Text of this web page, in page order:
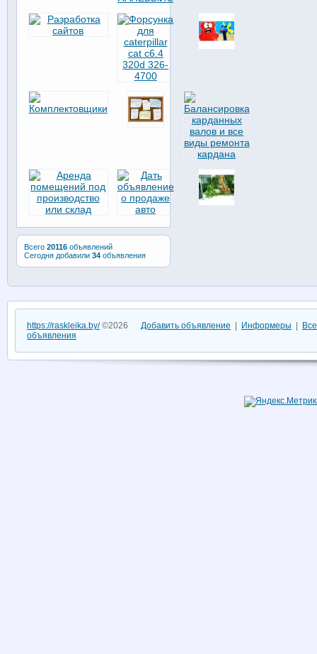
Всего 20116объявлений
Сегодня добавили 34объявления
https://raskleika.by/©2026 Добавить объявление Информеры
объявления